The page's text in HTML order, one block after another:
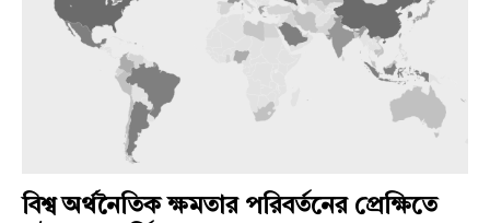
বিশ্ব অর্থনৈতিক ক্ষমতার পরিবর্তনের প্রেক্ষিতে